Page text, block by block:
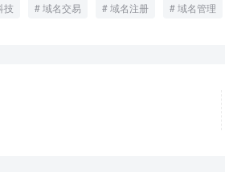
技 域名交易 域名注册 域名管理